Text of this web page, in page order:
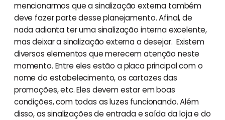
mencionarmos que a sinalização externa também
deve fazer parte desse planejamento. Afinal, de
nada adianta ter uma sinalização interna excelente,
mas deixar a sinalização externa a desejar. Existem
diversos elementos que merecem atenção neste
momento. Entre eles estão a placa principal com o
nome do estabelecimento, os cartazes das
promoções, etc. Eles devem estar em boas
condições, com todas as luzes funcionando. Além
disso, as sinalizações de entrada e saída da loja e do